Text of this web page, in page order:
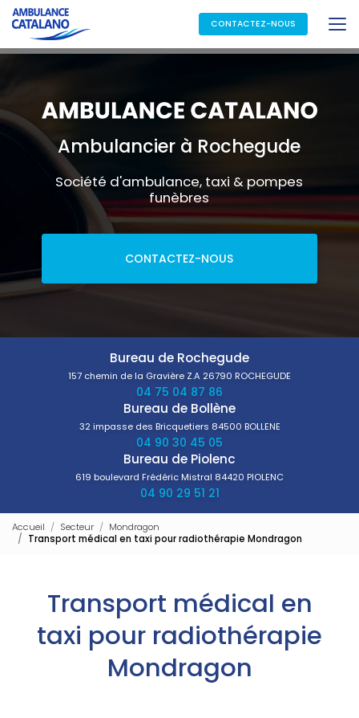
Aller
au
contenu
principal
CONTACTEZ-NOUS
Ambulancier à Rochegude
Société d'ambulance, taxi & pompes
funèbres
CONTACTEZ-NOUS
Bureau de Rochegude
157 chemin de la Gravière Z.A 26790 ROCHEGUDE
04 75 04 87 86
Bureau de Bollène
32 impasse des Bricquetiers 84500 BOLLENE
04 90 30 45 05
Bureau de Piolenc
619 boulevard Frédéric Mistral 84420 PIOLENC
04 90 29 51 21
Accueil Secteur
Mondragon
Transport médical en taxi pour radiothérapie Mondragon
Transport médical en
taxi pour radiothérapie
Mondragon